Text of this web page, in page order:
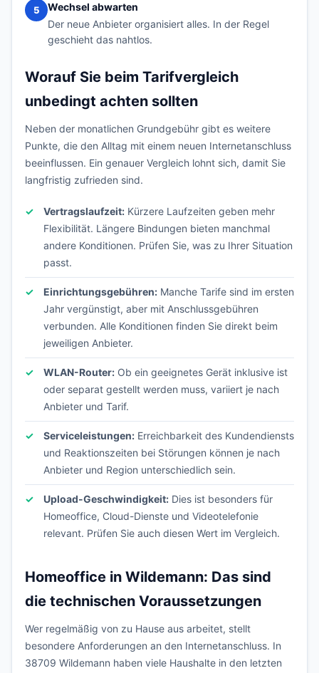
5
Wechsel abwarten
Der neue Anbieter organisiert alles. In der Regel
geschieht das nahtlos.
Worauf Sie beim Tarifvergleich
unbedingt achten sollten
Neben der monatlichen Grundgebühr gibt es weitere
Punkte, die den Alltag mit einem neuen Internetanschluss
beeinflussen. Ein genauer Vergleich lohnt sich, damit Sie
langfristig zufrieden sind.
Vertragslaufzeit: Kürzere Laufzeiten geben mehr
Flexibilität. Längere Bindungen bieten manchmal
andere Konditionen. Prüfen Sie, was zu Ihrer Situation
passt.
Einrichtungsgebühren: Manche Tarife sind im ersten
Jahr vergünstigt, aber mit Anschlussgebühren
verbunden. Alle Konditionen finden Sie direkt beim
jeweiligen Anbieter.
WLAN-Router: Ob ein geeignetes Gerät inklusive ist
oder separat gestellt werden muss, variiert je nach
Anbieter und Tarif.
Serviceleistungen: Erreichbarkeit des Kundendiensts
und Reaktionszeiten bei Störungen können je nach
Anbieter und Region unterschiedlich sein.
Upload-Geschwindigkeit: Dies ist besonders für
Homeoffice, Cloud-Dienste und Videotelefonie
relevant. Prüfen Sie auch diesen Wert im Vergleich.
Homeoffice in Wildemann: Das sind
die technischen Voraussetzungen
Wer regelmäßig von zu Hause aus arbeitet, stellt
besondere Anforderungen an den Internetanschluss. In
38709 Wildemann haben viele Haushalte in den letzten